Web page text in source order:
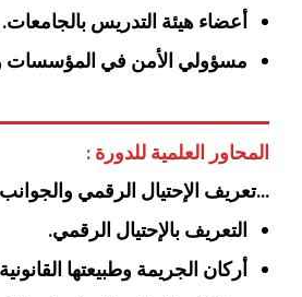
أعضاء هيئة التدريس بالجامعات.
مسؤولي الأمن في المؤسسات
المحاور العلمية للدورة :
…تعريف الإحتيال الرقمي والجوانب
التعريف بالإحتيال الرقمي.
أركان الجريمة وطبيعتها